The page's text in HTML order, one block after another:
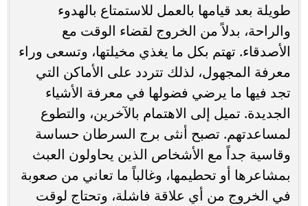
طويلة بعد قيامها بالعمل للاستمتاع بالهدوء
والراحة، بدلاً من الخروج لقضاء الوقت مع
الأصدقاء. تهتم بكل ما يغذي مخيلتها، وتسعى وراء
معرفة المجهول، لذلك تتردد على الأماكن التي
تجد فيها ما يرضي فضولها في معرفة الأشياء
الجديدة. تميل إلى الاهتمام بالآخرين، والتطوع
لمساعدتهم. تصبح أنثى برج السرطان حساسة
وقاسية جداً مع الأشخاص الذين يحاولون العبث
بمشاعرها أو تحطيمها، وغالباً ما تعاني من صعوبة
في الخروج من أي علاقة فاشلة، وتحتاج لوقت